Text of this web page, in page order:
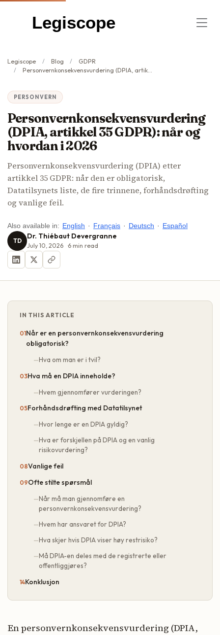
Legiscope
Legiscope Blog
GDPR
Personvernkonsekvensvurdering (DPIA, artikkel 35 GDPR): når og hvordan i 2026
PERSONVERN
Personvernkonsekvensvurdering
(DPIA, artikkel 35 GDPR): når og
hvordan i 2026
Personvernkonsekvensvurdering (DPIA) etter
artikkel 35 GDPR: når den er obligatorisk,
Datatilsynets liste, de fire trinnene, forhåndsdrøfting
og vanlige feil.
Also available in: English · Français · Deutsch · Español
TD Dr. Thiébaut Devergranne
July 10, 2026 6 min read
IN THIS ARTICLE
Når er en personvernkonsekvensvurdering
obligatorisk?
Hva om man er i tvil?
Hva må en DPIA inneholde?
Hvem gjennomfører vurderingen?
Forhåndsdrøfting med Datatilsynet
Hvor lenge er en DPIA gyldig?
Hva er forskjellen på DPIA og en vanlig
risikovurdering?
Vanlige feil
Ofte stilte spørsmål
Når må man gjennomføre en
personvernkonsekvensvurdering?
Hvem har ansvaret for DPIA?
Hva skjer hvis DPIA viser høy restrisiko?
Må DPIA-en deles med de registrerte eller
offentliggjøres?
Konklusjon
En personvernkonsekvensvurdering (DPIA,